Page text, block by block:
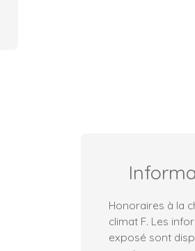
Honoraires à la
climat F. Les
exposé sont